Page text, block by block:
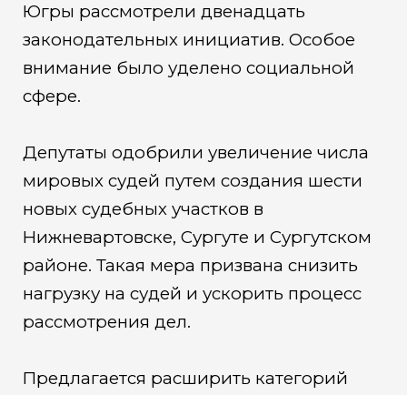
Югры рассмотрели двенадцать
законодательных инициатив. Особое
внимание было уделено социальной
сфере.
Депутаты одобрили увеличение числа
мировых судей путем создания шести
новых судебных участков в
Нижневартовске, Сургуте и Сургутском
районе. Такая мера призвана снизить
нагрузку на судей и ускорить процесс
рассмотрения дел.
Предлагается расширить категорий